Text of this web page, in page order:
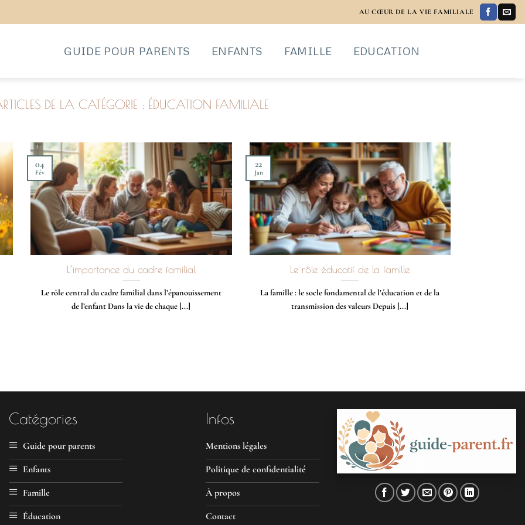
AU CŒUR DE LA VIE FAMILIALE
GUIDE POUR PARENTS ENFANTS FAMILLE EDUCATION
ÉDUCATION FAMILIALE
L’importance du cadre familial
Le rôle central du cadre familial dans l’épanouissement
de l’enfant Dans la vie de chaque [...]
04
Fév
Le rôle éducatif de la famille
La famille : le socle fondamental de l’éducation et de la
transmission des valeurs Depuis [...]
22
Jan
Catégories
Guide pour parents
Enfants
Famille
Éducation
Infos
Mentions légales
Politique de confidentialité
À propos
Contact